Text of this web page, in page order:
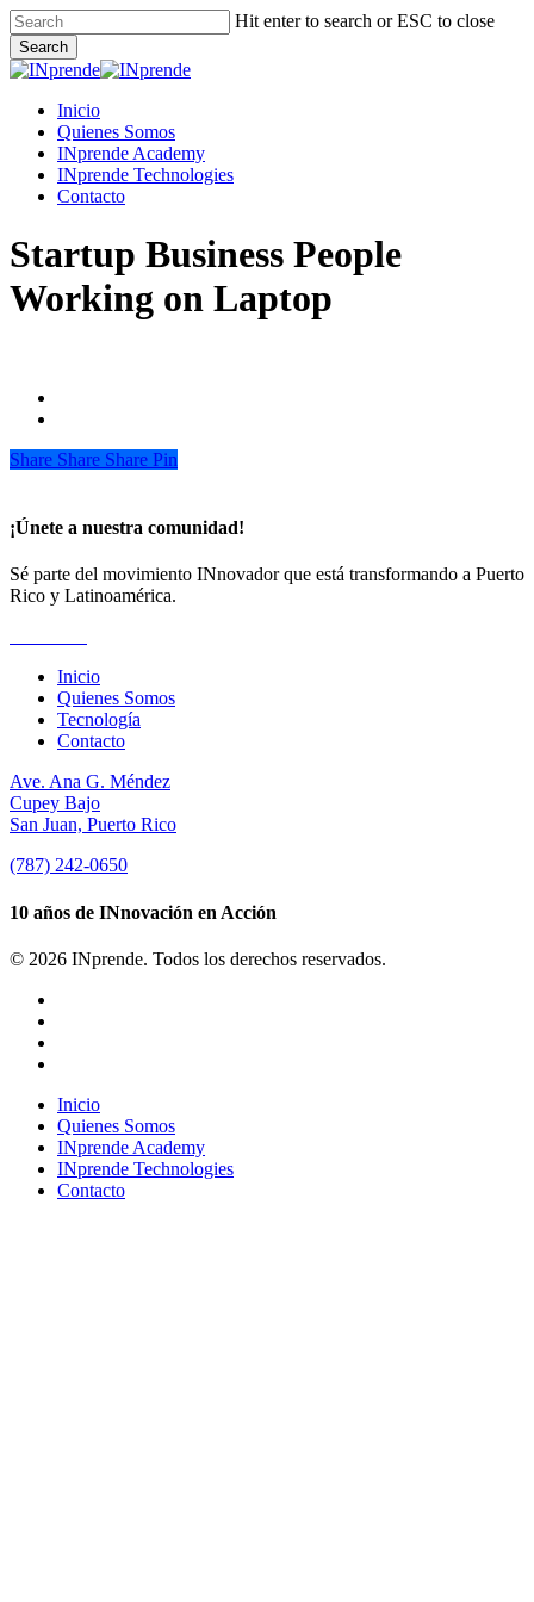
Skip
to
main
content
Hit enter to search or ESC to close
Search
Close
Menu
Inicio
Quienes Somos
INprende Academy
INprende Technologies
Contacto
Startup Business People
Working on Laptop
Share
Share Share Share Pin
¡Únete a nuestra comunidad!
Sé parte del movimiento INnovador que está transformando a Puerto
Rico y Latinoamérica.
Inicio
Quienes Somos
Tecnología
Contacto
Ave. Ana G. Méndez
Cupey Bajo
San Juan, Puerto Rico
(787) 242-0650
10 años de INnovación en Acción
© 2026 INprende. Todos los derechos reservados.
Close
Menu
Inicio
Quienes Somos
INprende Academy
INprende Technologies
Contacto